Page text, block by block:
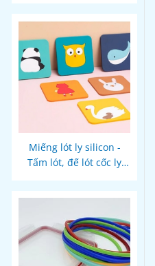
Miếng lót ly silicon -
Tấm lót, đế lót cốc ly